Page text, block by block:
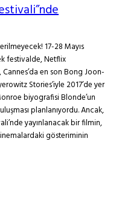
17-28 Mayıs
festivalde, Netflix
Cannes’da en son Bong Joon-
Stories’iyle 2017’de yer
biyografisi Blonde’un
planlanıyordu. Ancak,
yayınlanacak bir filmin,
gösteriminin